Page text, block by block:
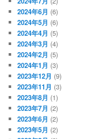
2024年6月 (6)
2024年5月 (6)
2024年4月 (5)
2024年3月 (4)
2024年2月 (5)
2024年1月 (3)
2023年12月 (9)
2023年11月 (3)
2023年8月 (1)
2023年7月 (2)
2023年6月 (2)
2023年5月 (2)